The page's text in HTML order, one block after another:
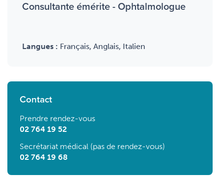
Consultante émérite - Ophtalmologue
Langues : Français, Anglais, Italien
Contact
Prendre rendez-vous
02 764 19 52
Secrétariat médical (pas de rendez-vous)
02 764 19 68